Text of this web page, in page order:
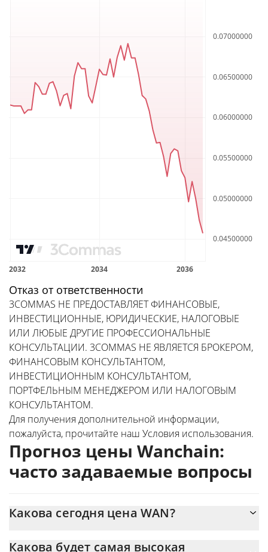
Отказ от ответственности
3COMMAS НЕ ПРЕДОСТАВЛЯЕТ ФИНАНСОВЫЕ,
ИНВЕСТИЦИОННЫЕ, ЮРИДИЧЕСКИЕ, НАЛОГОВЫЕ
ИЛИ ЛЮБЫЕ ДРУГИЕ ПРОФЕССИОНАЛЬНЫЕ
КОНСУЛЬТАЦИИ. 3COMMAS НЕ ЯВЛЯЕТСЯ БРОКЕРОМ,
ФИНАНСОВЫМ КОНСУЛЬТАНТОМ,
ИНВЕСТИЦИОННЫМ КОНСУЛЬТАНТОМ,
ПОРТФЕЛЬНЫМ МЕНЕДЖЕРОМ ИЛИ НАЛОГОВЫМ
КОНСУЛЬТАНТОМ.
Для получения дополнительной информации,
пожалуйста, прочитайте наш Условия использования.
Прогноз цены Wanchain:
часто задаваемые вопросы
Какова сегодня цена WAN?
рыночной капитализацией $10 636 185
Какова будет самая высокая